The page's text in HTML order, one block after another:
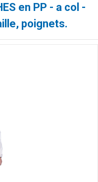
en PP - a col -
poignets.